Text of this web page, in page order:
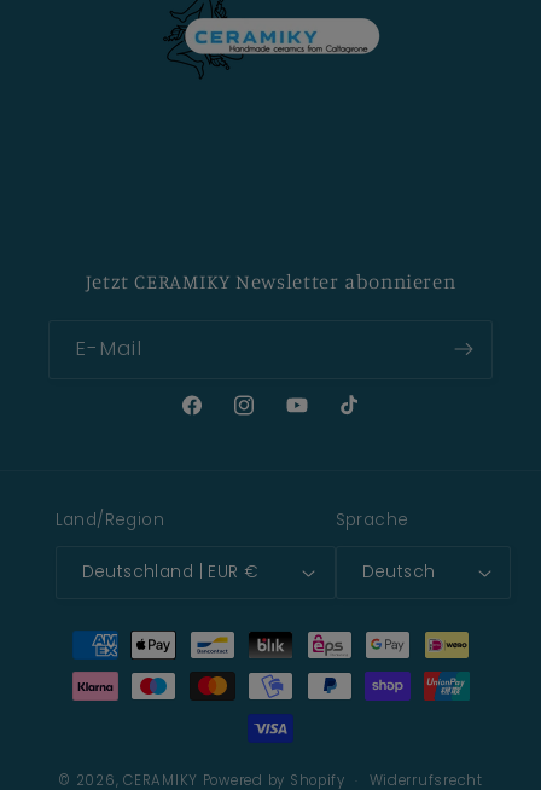
Jetzt CERAMIKY Newsletter abonnieren
E-Mail
FacebookInstagramYouTubeTikTok
Land/Region
Deutschland | EUR €
Sprache
Deutsch
Zahlungsmethoden
© 2026,CERAMIKY Powered by Shopify Widerrufsrecht